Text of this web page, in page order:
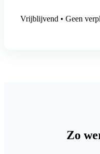
Vrijblijvend • Geen
Zo